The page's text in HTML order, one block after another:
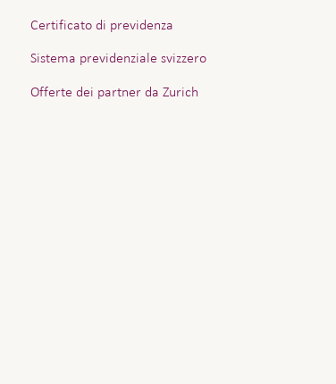
Certificato di previdenza
Sistema previdenziale svizzero
Offerte dei partner da Zurich